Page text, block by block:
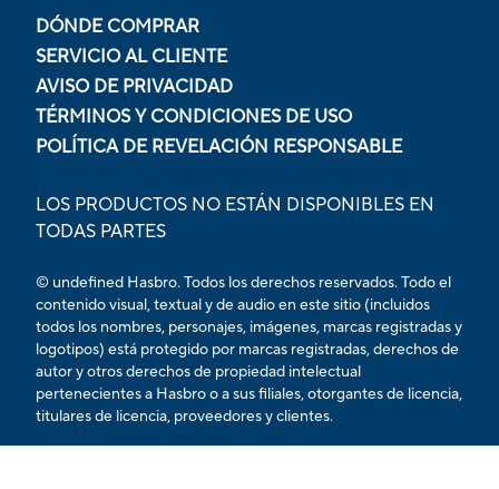
DÓNDE COMPRAR
SERVICIO AL CLIENTE
AVISO DE PRIVACIDAD
TÉRMINOS Y CONDICIONES DE USO
POLÍTICA DE REVELACIÓN RESPONSABLE
LOS PRODUCTOS NO ESTÁN DISPONIBLES EN
TODAS PARTES
© undefined Hasbro. Todos los derechos reservados. Todo el
contenido visual, textual y de audio en este sitio (incluidos
todos los nombres, personajes, imágenes, marcas registradas y
logotipos) está protegido por marcas registradas, derechos de
autor y otros derechos de propiedad intelectual
pertenecientes a Hasbro o a sus filiales, otorgantes de licencia,
titulares de licencia, proveedores y clientes.